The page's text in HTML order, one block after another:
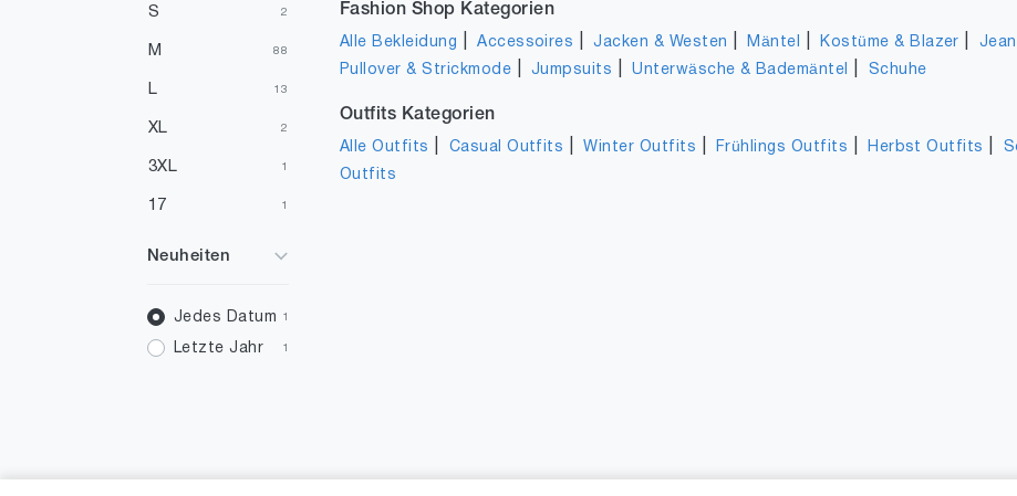
S 2
M 88
L 13
XL 2
3XL 1
17 1
Neuheiten
Jedes Datum 1
Letzte Jahr 1
Fashion Shop Kategorien
Alle Bekleidung |Accessoires |Jacken & Westen Mäntel Kostüme & Blazer
Pullover & Strickmode |Jumpsuits |Unterwäsche & Bademäntel Schuhe
Outfits Kategorien
Alle Outfits Casual Outfits |Winter Outfits Frühlings Outfits Herbst Outfits
Outfits